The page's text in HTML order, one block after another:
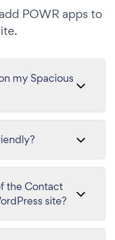
POWR apps to
my Spacious
the Contact
site?